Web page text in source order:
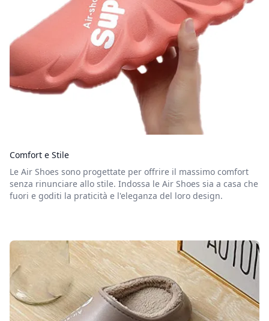
Comfort e Stile
Le Air Shoes sono progettate per offrire il massimo comfort
senza rinunciare allo stile. Indossa le Air Shoes sia a casa che
fuori e goditi la praticità e l'eleganza del loro design.